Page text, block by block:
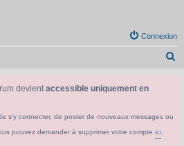
Connexion
devientaccessible uniquement en
s'y connecter, de poster de nouveaux messages ou
pouvez demander à supprimer votre compte ici